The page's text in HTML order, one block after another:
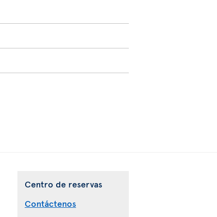
Centro de reservas
Contáctenos